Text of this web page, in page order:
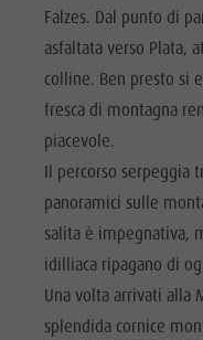
Falzes. Dal punto di
asfaltata verso Plata,
colline. Ben presto si
fresca di montagna
piacevole.
Il percorso serpeggia
panoramici sulle
salita è impegnativa,
idilliaca ripagano di
Una volta arrivati alla
splendida cornice